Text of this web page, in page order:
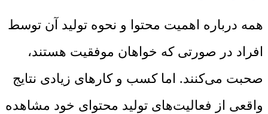
همه درباره اهمیت محتوا و نحوه تولید آن توسط
افراد در صورتی که خواهان موفقیت هستند،
صحبت می‌کنند. اما کسب و کارهای زیادی نتایج
واقعی از فعالیت‌های تولید محتوای خود مشاهده